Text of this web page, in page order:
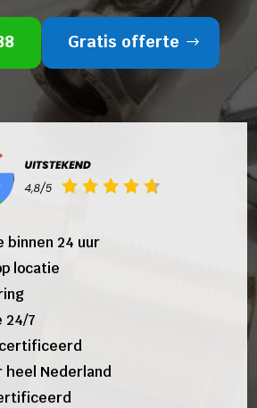
Gratis offerte
24 uur
locatie
24/7
heel Nederland